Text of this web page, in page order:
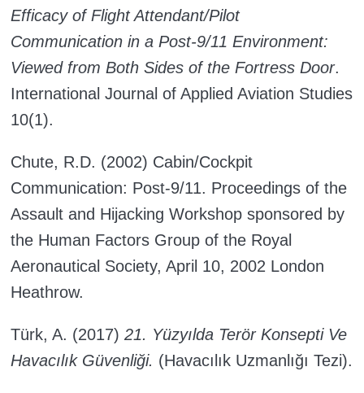
Efficacy of Flight Attendant/Pilot
Communication in a Post-9/11 Environment:
Viewed from Both Sides of the Fortress Door.
International Journal of Applied Aviation Studies
10(1).
Chute, R.D. (2002) Cabin/Cockpit
Communication: Post-9/11. Proceedings of the
Assault and Hijacking Workshop sponsored by
the Human Factors Group of the Royal
Aeronautical Society, April 10, 2002 London
Heathrow.
Türk, A. (2017) 21. Yüzyılda Terör Konsepti Ve
Havacılık Güvenliği. (Havacılık Uzmanlığı Tezi).